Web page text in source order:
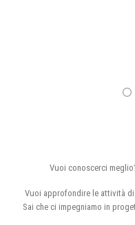
Vuoi conoscerci
Vuoi approfondire le attività
Sai che ci impegniamo in